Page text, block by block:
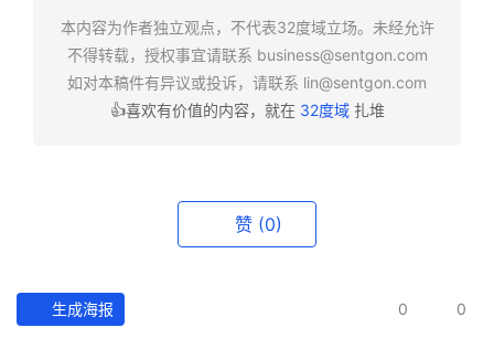
本内容为作者独立观点，不代表32度域立场。未经允许
不得转载，授权事宜请联系 business@sentgon.com
如对本稿件有异议或投诉，请联系 lin@sentgon.com
👍喜欢有价值的内容，就在 32度域扎堆
赞 (0)
生成海报 0 0